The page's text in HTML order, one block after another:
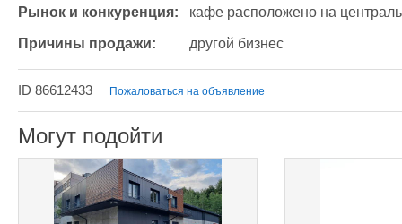
Рынок и конкуренция: кафе расположено на
Причины продажи: другой бизнес
ID 86612433 Пожаловаться на объявление
Могут подойти